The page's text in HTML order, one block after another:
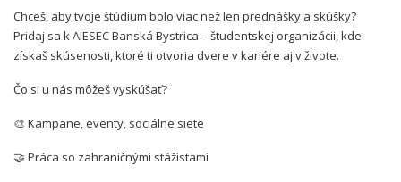
Chceš, aby tvoje štúdium bolo viac než len prednášky a skúšky?
Pridaj sa k AIESEC Banská Bystrica – študentskej organizácii, kde
získaš skúsenosti, ktoré ti otvoria dvere v kariére aj v živote.
Čo si u nás môžeš vyskúšať?
🎨 Kampane, eventy, sociálne siete
🤝 Práca so zahraničnými stážistami